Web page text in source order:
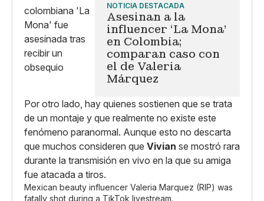
NOTICIA DESTACADA
Asesinan a la
influencer ‘La Mona'
en Colombia;
comparan caso con
el de Valeria
Márquez
Por otro lado, hay quienes sostienen que se trata
de un montaje y que realmente no existe este
fenómeno paranormal. Aunque esto no descarta
que muchos consideren que Vivian se mostró rara
durante la transmisión en vivo en la que su amiga
fue atacada a tiros.
Mexican beauty influencer Valeria Marquez (RIP) was
fatally shot during a TikTok livestream.